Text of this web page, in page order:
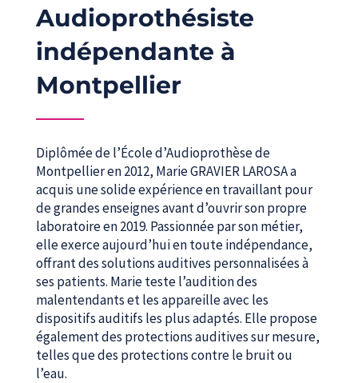
Audioprothésiste
indépendante à
Montpellier
Diplômée de l’École d’Audioprothèse de
Montpellier en 2012, Marie GRAVIER LAROSA a
acquis une solide expérience en travaillant pour
de grandes enseignes avant d’ouvrir son propre
laboratoire en 2019. Passionnée par son métier,
elle exerce aujourd’hui en toute indépendance,
offrant des solutions auditives personnalisées à
ses patients. Marie teste l’audition des
malentendants et les appareille avec les
dispositifs auditifs les plus adaptés. Elle propose
également des protections auditives sur mesure,
telles que des protections contre le bruit ou
l’eau.